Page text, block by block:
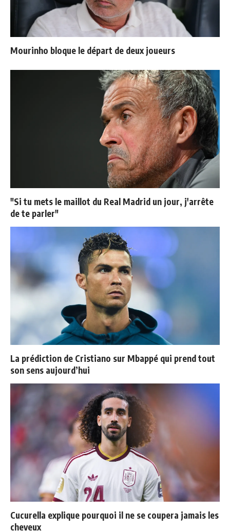
Mourinho bloque le départ de deux joueurs
"Si tu mets le maillot du Real Madrid un jour, j'arrête
de te parler"
La prédiction de Cristiano sur Mbappé qui prend tout
son sens aujourd’hui
Cucurella explique pourquoi il ne se coupera jamais les
cheveux